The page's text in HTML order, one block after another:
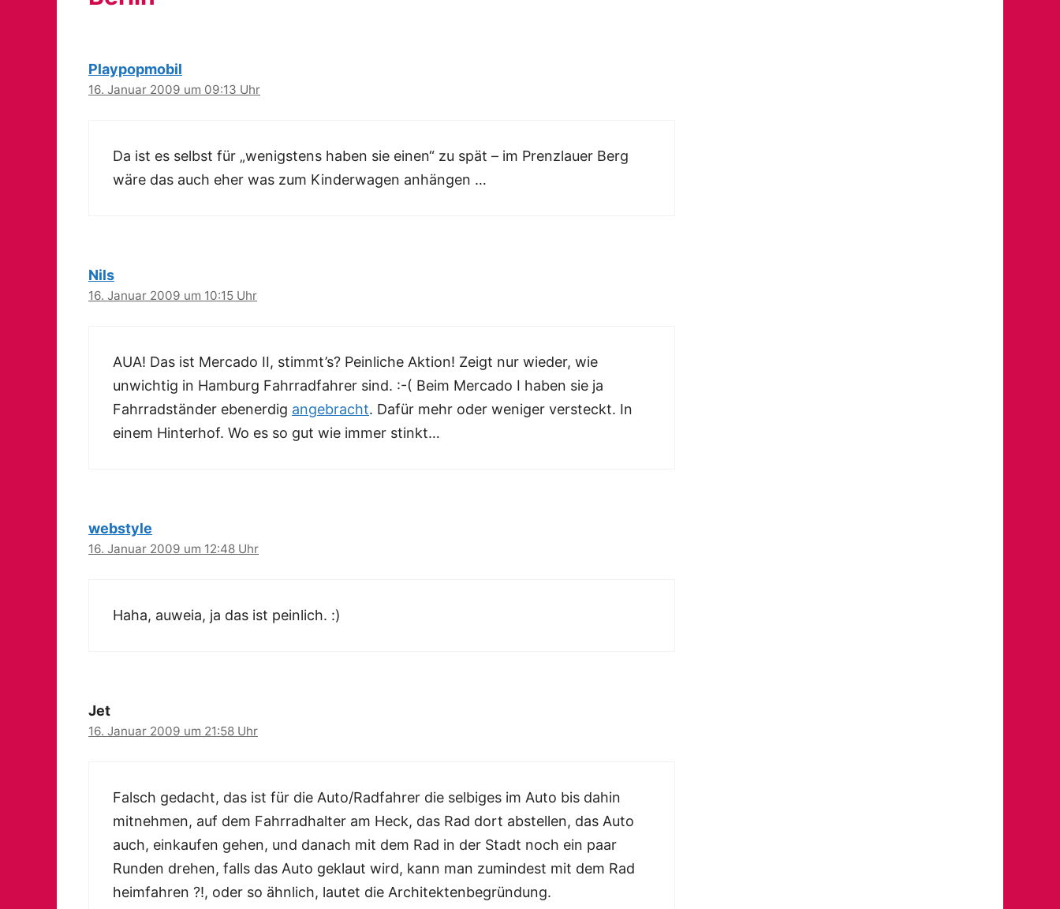
Playpopmobil
16. Januar 2009 um 09:13 Uhr
Da ist es selbst für „wenigstens haben sie einen“ zu spät – im Prenzlauer Berg
wäre das auch eher was zum Kinderwagen anhängen …
Nils
16. Januar 2009 um 10:15 Uhr
AUA! Das ist Mercado II, stimmt’s? Peinliche Aktion! Zeigt nur wieder, wie
unwichtig in Hamburg Fahrradfahrer sind. :-( Beim Mercado I haben sie ja
Fahrradständer ebenerdig angebracht. Dafür mehr oder weniger versteckt. In
einem Hinterhof. Wo es so gut wie immer stinkt…
webstyle
16. Januar 2009 um 12:48 Uhr
Haha, auweia, ja das ist peinlich. :)
Jet
16. Januar 2009 um 21:58 Uhr
Falsch gedacht, das ist für die Auto/Radfahrer die selbiges im Auto bis dahin
mitnehmen, auf dem Fahrradhalter am Heck, das Rad dort abstellen, das Auto
auch, einkaufen gehen, und danach mit dem Rad in der Stadt noch ein paar
Runden drehen, falls das Auto geklaut wird, kann man zumindest mit dem Rad
heimfahren ?!, oder so ähnlich, lautet die Architektenbegründung.